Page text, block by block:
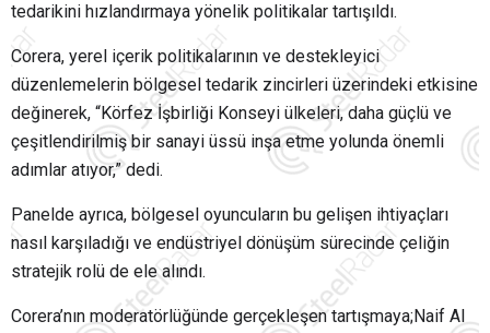
tedarikini hızlandırmaya yönelik politikalar tartışıldı.
Corera, yerel içerik politikalarının ve destekleyici
düzenlemelerin bölgesel tedarik zincirleri üzerindeki etkisine
değinerek, “Körfez İşbirliği Konseyi ülkeleri, daha güçlü ve
çeşitlendirilmiş bir sanayi üssü inşa etme yolunda önemli
adımlar atıyor,” dedi.
Panelde ayrıca, bölgesel oyuncuların bu gelişen ihtiyaçları
nasıl karşıladığı ve endüstriyel dönüşüm sürecinde çeliğin
stratejik rolü de ele alındı.
Corera’nın moderatörlüğünde gerçekleşen tartışmaya;Naif Al